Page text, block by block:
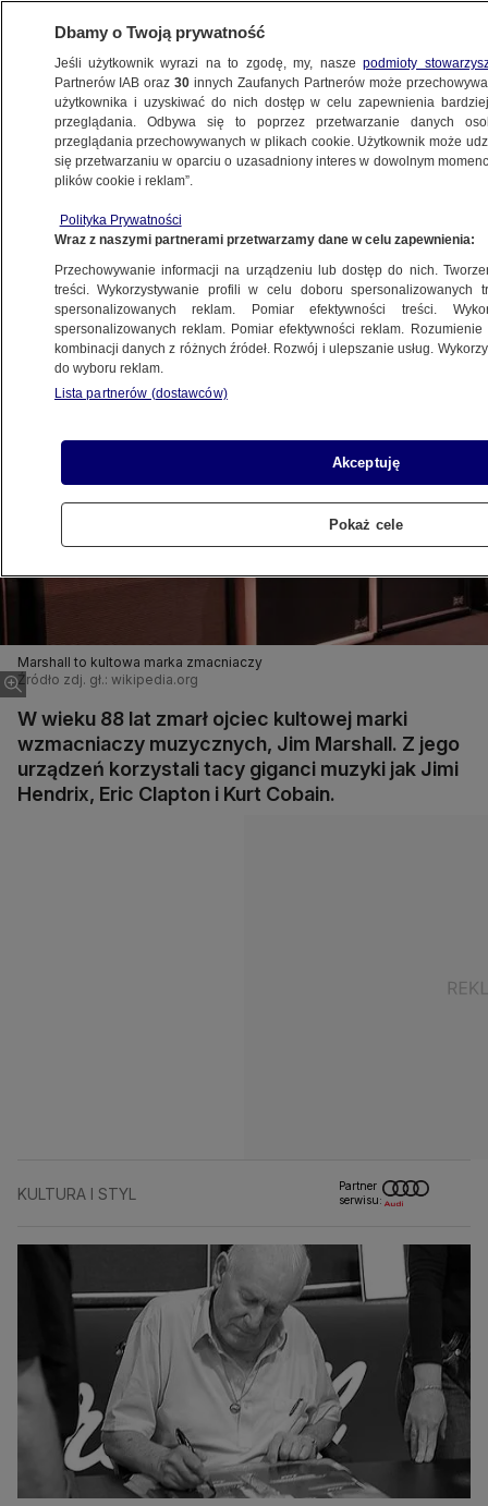
KULTURA I STYL
WIECZNIE"
5.04.2012, 15:16Aktualizacja: 5.04.2012, 15:55
Udostępnij
Marshall to kultowa marka zmacniaczy
Źródło zdj. gł.: wikipedia.org
W wieku 88 lat zmarł ojciec kultowej marki
wzmacniaczy muzycznych, Jim Marshall. Z jego
urządzeń korzystali tacy giganci muzyki jak Jimi
Hendrix, Eric Clapton i Kurt Cobain.
KULTURA I STYL
Partner
serwisu:
Dbamy o Twoją prywatność
Jeśli użytkownik wyrazi na to zgodę, my, naszepodmioty
Partnerów IAB oraz30 innych Zaufanych Partnerów może
użytkownika i uzyskiwać do nich dostęp w celu zapewnienia
przeglądania. Odbywa się to poprzez przetwarzanie danych
przeglądania przechowywanych w plikach cookie. Użytkownik może
się przetwarzaniu w oparciu o uzasadniony interes w dowolnym
plików cookie i reklam”.
Polityka Prywatności
Wraz z naszymi partnerami przetwarzamy dane w celu zapewnienia:
Przechowywanie informacji na urządzeniu lub dostęp do nich.
treści. Wykorzystywanie profili w celu doboru spersonalizowanych
spersonalizowanych reklam. Pomiar efektywności treści.
spersonalizowanych reklam. Pomiar efektywności reklam.
kombinacji danych z różnych źródeł. Rozwój i ulepszanie usług.
do wyboru reklam.
Lista partnerów (dostawców)
Akceptuję
Pokaż cele